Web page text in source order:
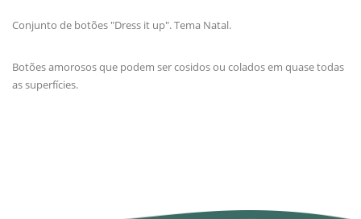
Conjunto de botões "Dress it up". Tema Natal.
Botões amorosos que podem ser cosidos ou colados em quase todas
as superfícies.